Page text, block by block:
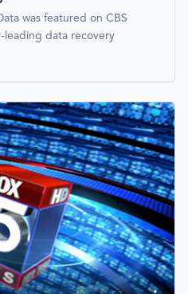
was featured on CBS
leading data recovery